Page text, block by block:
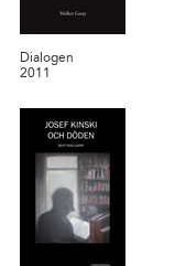
Dialogen
2011